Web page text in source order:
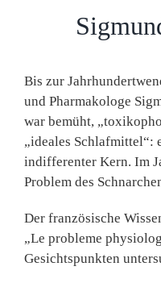
Bis zur
und Pharmakologe
war bemüht,
„ideales Schlafmittel“:
indifferenter Kern. Im
Problem des
Der französische
„Le probleme
Gesichtspunkten